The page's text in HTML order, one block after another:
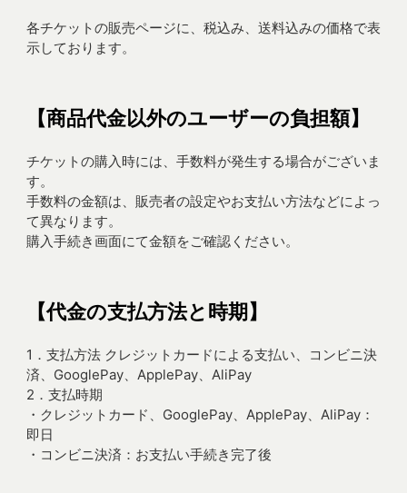
各チケットの販売ページに、税込み、送料込みの価格で表
示しております。
【商品代金以外のユーザーの負担額】
チケットの購入時には、手数料が発生する場合がございま
す。
手数料の金額は、販売者の設定やお支払い方法などによっ
て異なります。
購入手続き画面にて金額をご確認ください。
【代金の支払方法と時期】
1．支払方法 クレジットカードによる支払い、コンビニ決
済、GooglePay、ApplePay、AliPay
2．支払時期
・クレジットカード、GooglePay、ApplePay、AliPay：
即日
・コンビニ決済：お支払い手続き完了後